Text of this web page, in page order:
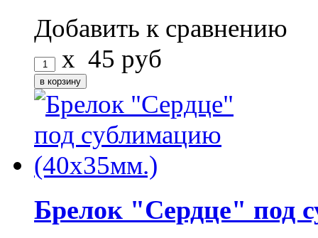
Добавить к сравнению
x 45 руб
Брелок "Сердце" под